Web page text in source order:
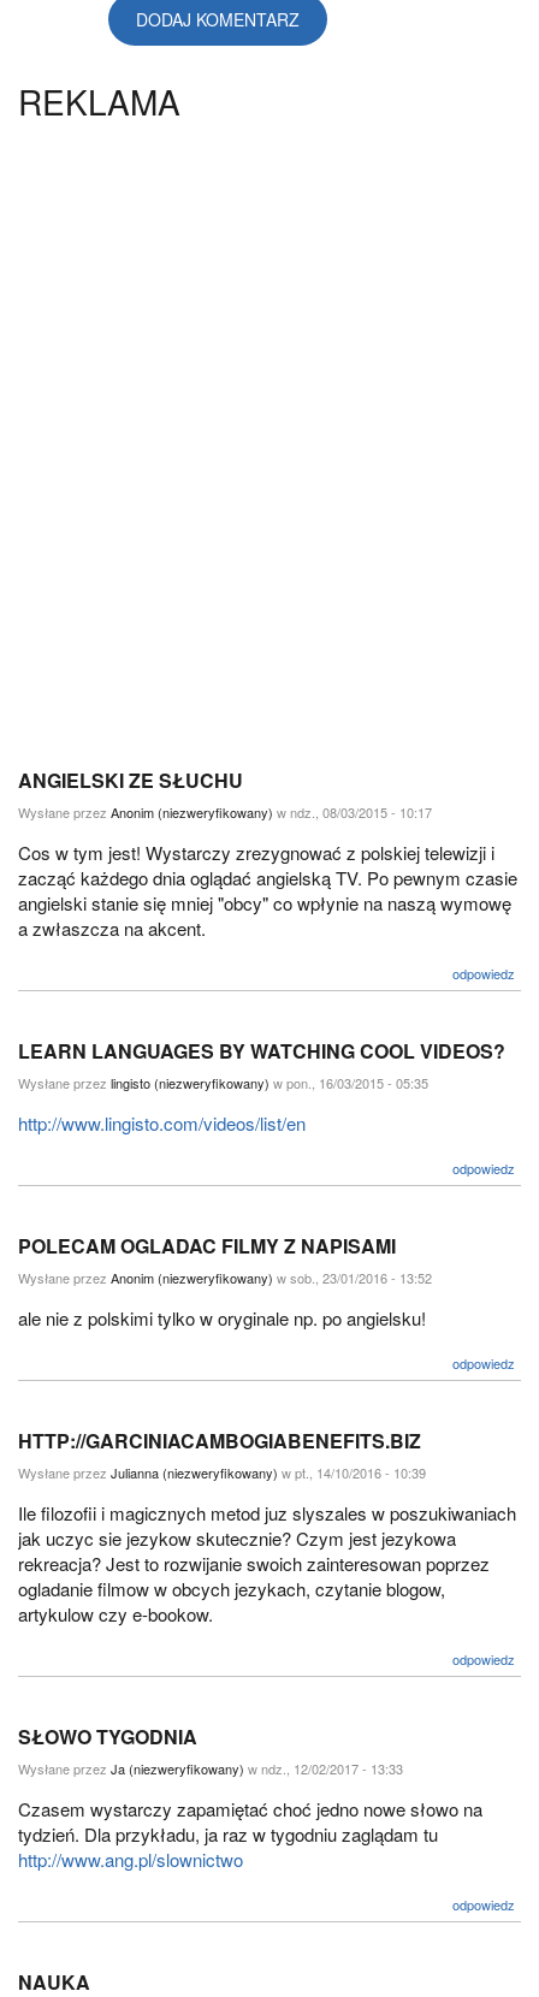
DODAJ KOMENTARZ
REKLAMA
ANGIELSKI ZE SŁUCHU
Wysłane przez Anonim (niezweryfikowany) w ndz., 08/03/2015 - 10:17
Cos w tym jest! Wystarczy zrezygnować z polskiej telewizji i
zacząć każdego dnia oglądać angielską TV. Po pewnym czasie
angielski stanie się mniej "obcy" co wpłynie na naszą wymowę
a zwłaszcza na akcent.
odpowiedz
LEARN LANGUAGES BY WATCHING COOL VIDEOS?
Wysłane przez lingisto (niezweryfikowany) w pon., 16/03/2015 - 05:35
http://www.lingisto.com/videos/list/en
odpowiedz
POLECAM OGLADAC FILMY Z NAPISAMI
Wysłane przez Anonim (niezweryfikowany) w sob., 23/01/2016 - 13:52
ale nie z polskimi tylko w oryginale np. po angielsku!
odpowiedz
HTTP://GARCINIACAMBOGIABENEFITS.BIZ
Wysłane przez Julianna (niezweryfikowany) w pt., 14/10/2016 - 10:39
Ile filozofii i magicznych metod juz slyszales w poszukiwaniach
jak uczyc sie jezykow skutecznie? Czym jest jezykowa
rekreacja? Jest to rozwijanie swoich zainteresowan poprzez
ogladanie filmow w obcych jezykach, czytanie blogow,
artykulow czy e-bookow.
odpowiedz
SŁOWO TYGODNIA
Wysłane przez Ja (niezweryfikowany) w ndz., 12/02/2017 - 13:33
Czasem wystarczy zapamiętać choć jedno nowe słowo na
tydzień. Dla przykładu, ja raz w tygodniu zaglądam tu
http://www.ang.pl/slownictwo
odpowiedz
NAUKA